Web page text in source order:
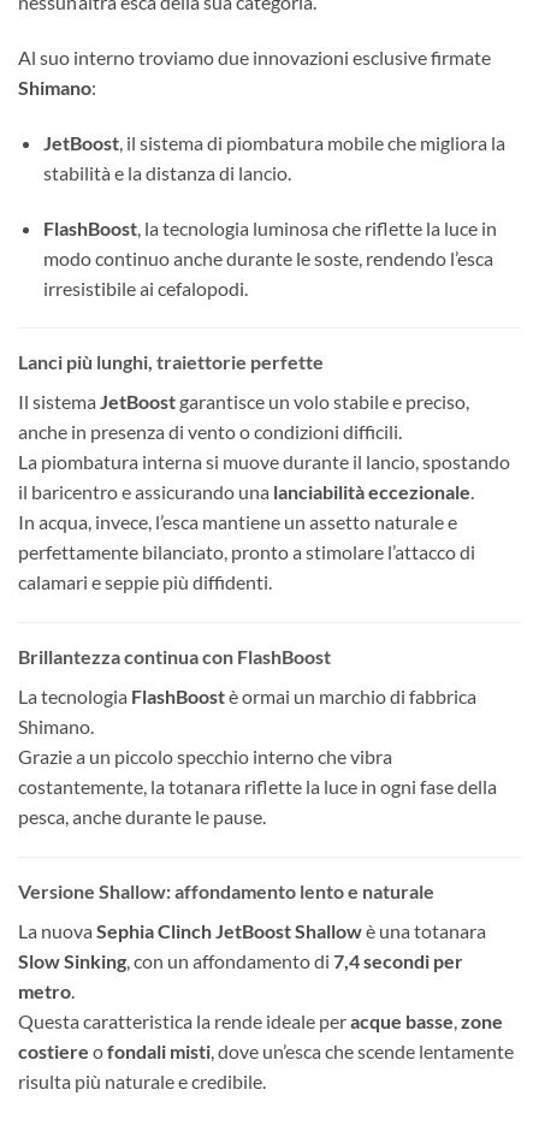
Al suo interno troviamo due innovazioni esclusive firmate
Shimano:
JetBoost, il sistema di piombatura mobile che migliora la
stabilità e la distanza di lancio.
FlashBoost, la tecnologia luminosa che riflette la luce in
modo continuo anche durante le soste, rendendo l’esca
irresistibile ai cefalopodi.
Lanci più lunghi, traiettorie perfette
Il sistema JetBoostgarantisce un volo stabile e preciso,
anche in presenza di vento o condizioni difficili.
La piombatura interna si muove durante il lancio, spostando
il baricentro e assicurando una lanciabilità eccezionale.
In acqua, invece, l’esca mantiene un assetto naturale e
perfettamente bilanciato, pronto a stimolare l’attacco di
calamari e seppie più diffidenti.
Brillantezza continua con FlashBoost
La tecnologia FlashBoostè ormai un marchio di fabbrica
Shimano.
Grazie a un piccolo specchio interno che vibra
costantemente, la totanara riflette la luce in ogni fase della
pesca, anche durante le pause.
Versione Shallow: affondamento lento e naturale
La nuova Sephia Clinch JetBoost Shallowè una totanara
Slow Sinking, con un affondamento di 7,4 secondi per
metro.
Questa caratteristica la rende ideale peracque basse,zone
costiere ofondali misti, dove un’esca che scende lentamente
risulta più naturale e credibile.